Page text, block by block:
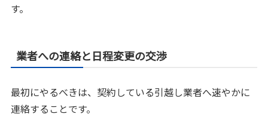
す。
業者への連絡と日程変更の交渉
最初にやるべきは、契約している引越し業者へ速やかに
連絡することです。